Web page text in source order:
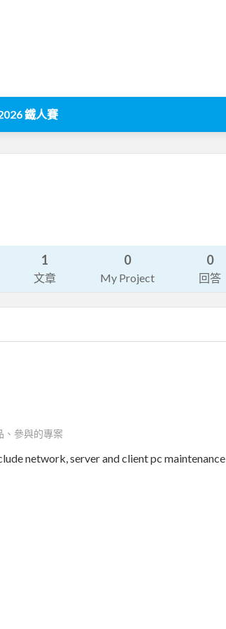
鐵人賽
1
文章
0
My Project
0
回答
、參與的專案
network, server and client pc maintenance